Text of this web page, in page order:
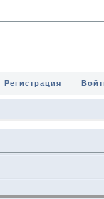
Регистрация